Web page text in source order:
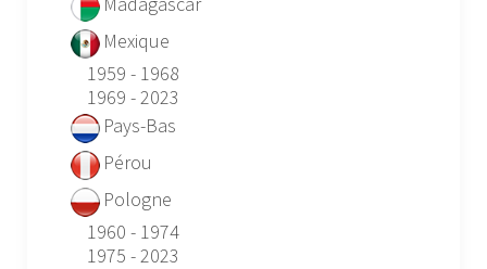
Mexique
1959 - 1968
1969 - 2023
Pays-Bas
Pérou
Pologne
1960 - 1974
1975 - 2023